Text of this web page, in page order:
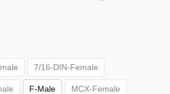
7/16-DIN-Female
F-Male MCX-Female